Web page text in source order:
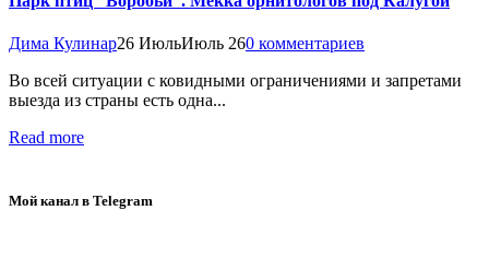
Дима Кулинар26 ИюльИюль 260 комментариев
Во всей ситуации с ковидными ограничениями и запретами
выезда из страны есть одна...
Read more
Мой канал в Telegram